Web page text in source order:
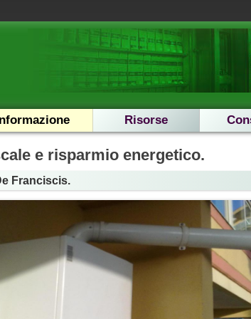
Risorse
e risparmio energetico.
Franciscis.